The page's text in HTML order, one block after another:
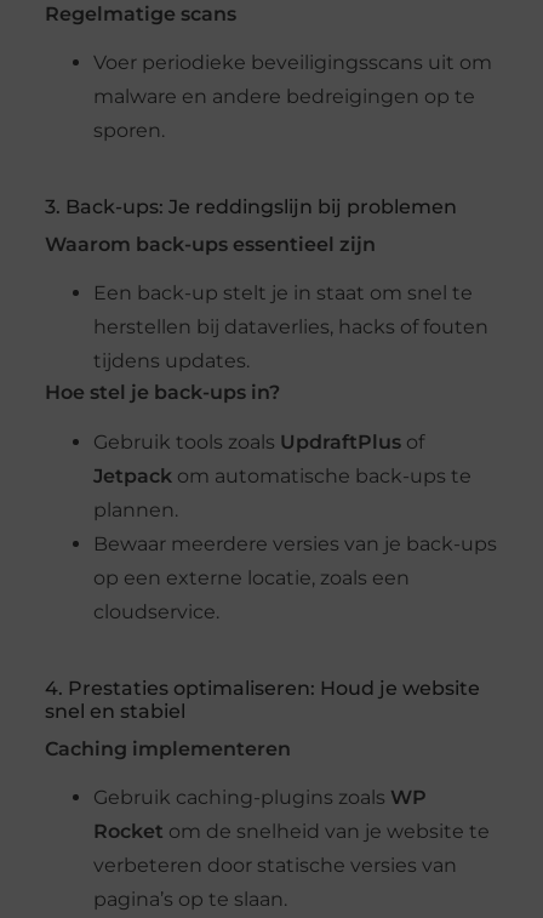
Regelmatige scans
Voer periodieke beveiligingsscans uit om
malware en andere bedreigingen op te
sporen.
3. Back-ups: Je reddingslijn bij problemen
Waarom back-ups essentieel zijn
Een back-up stelt je in staat om snel te
herstellen bij dataverlies, hacks of fouten
tijdens updates.
Hoe stel je back-ups in?
Gebruik tools zoals UpdraftPlusof
Jetpack om automatische back-ups te
plannen.
Bewaar meerdere versies van je back-ups
op een externe locatie, zoals een
cloudservice.
4. Prestaties optimaliseren: Houd je website
snel en stabiel
Caching implementeren
Gebruik caching-plugins zoals WP
Rocket om de snelheid van je website te
verbeteren door statische versies van
pagina’s op te slaan.